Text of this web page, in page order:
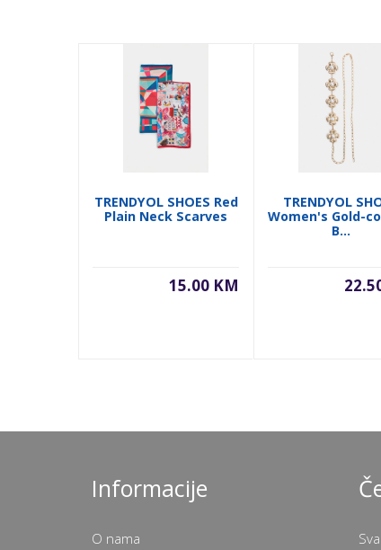
TRENDYOL SHOES Red
Plain Neck Scarves
15.00 KM
TRENDYOL
Women's Gold-
B...
Informacije
O nama